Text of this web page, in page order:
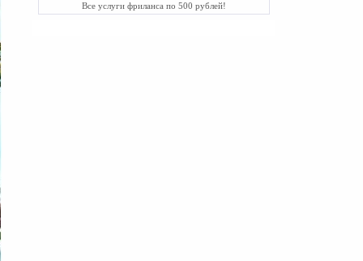
Все услуги фриланса по 500 рублей!